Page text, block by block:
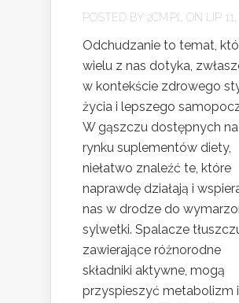
POSTED BY 2CM.PL ON LIP 11,
Odchudzanie to temat,
wielu z nas dotyka,
w kontekście zdrowego
życia i lepszego
W gąszczu dostępnych na
rynku suplementów diety,
niełatwo znaleźć te, które
naprawdę działają i
nas w drodze do
sylwetki. Spalacze
zawierające różnorodne
składniki aktywne, mogą
przyspieszyć metabolizm i